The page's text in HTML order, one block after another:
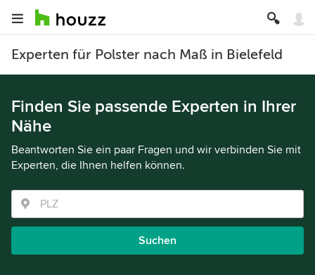
Experten für Polster nach Maß in Bielefeld
Finden Sie passende Experten in Ihrer
Nähe
Beantworten Sie ein paar Fragen und wir verbinden Sie mit
Experten, die Ihnen helfen können.
Suchen